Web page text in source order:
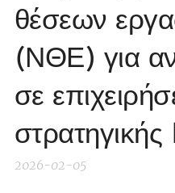
θέσεων
(ΝΘΕ) για
σε
στρατηγικής
2026-02-05